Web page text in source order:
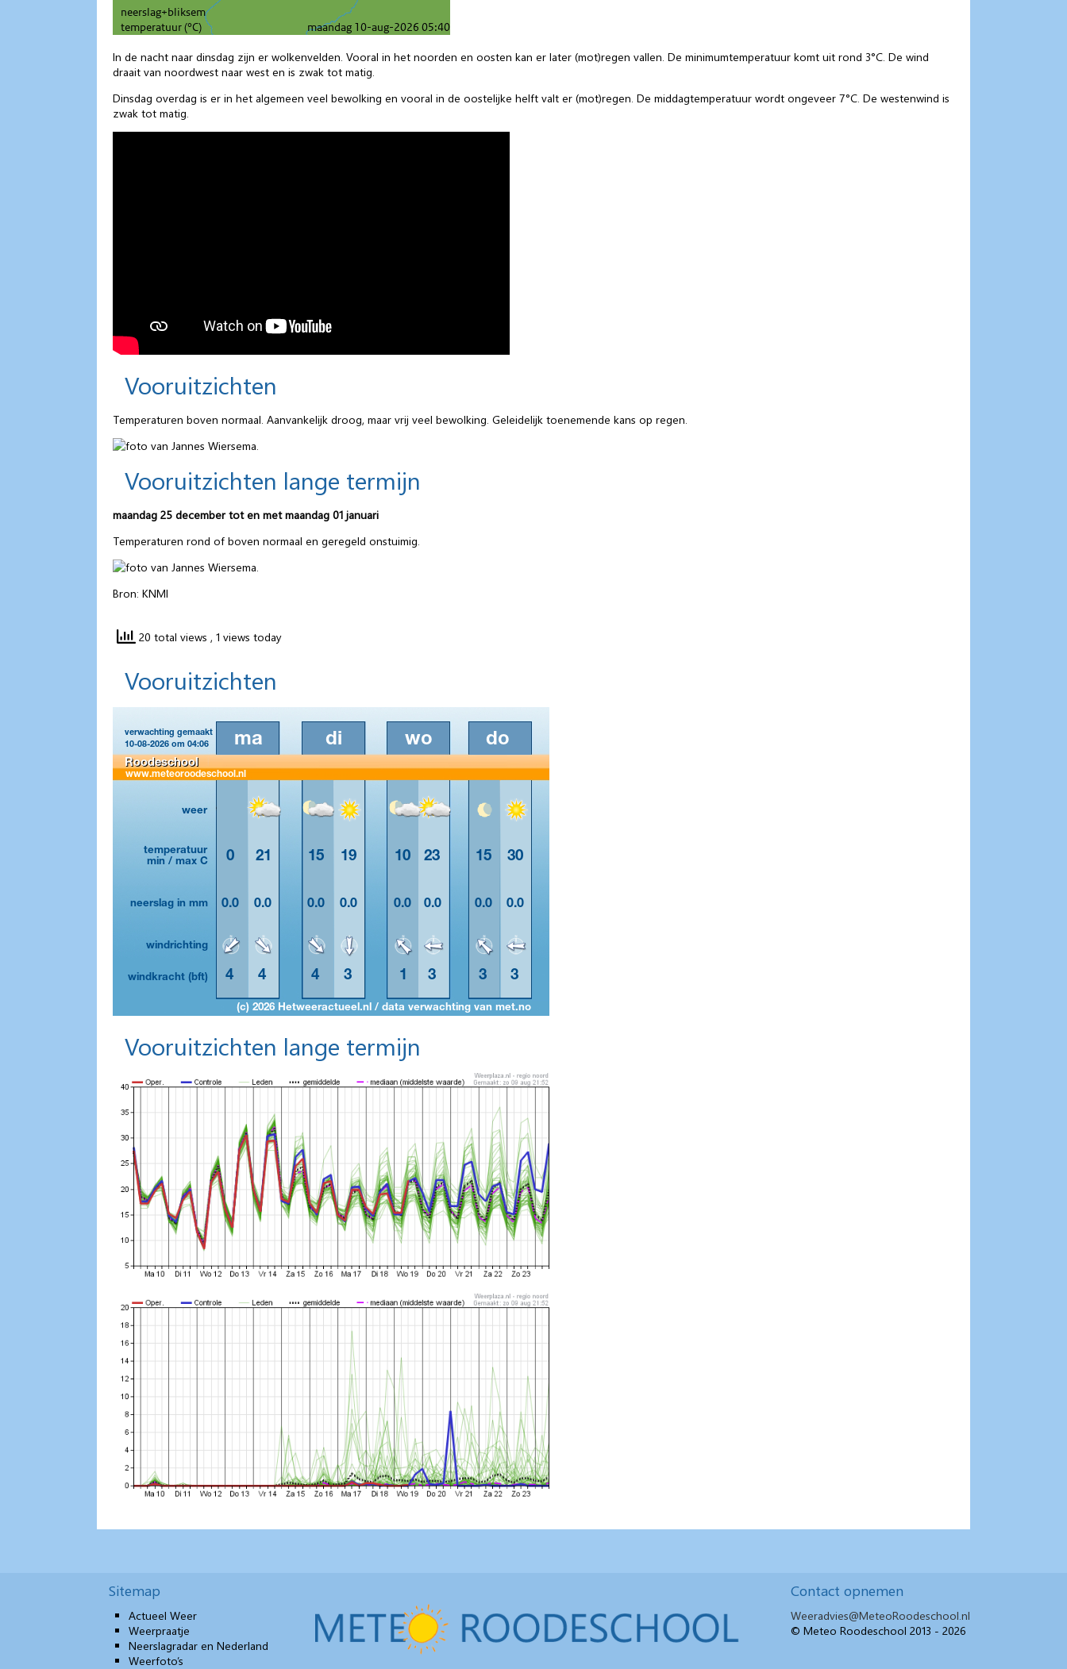
In de nacht naar dinsdag zijn er wolkenvelden. Vooral in het noorden en oosten kan er later (mot)regen vallen. De minimumtemperatuur komt uit rond 3°C. De wind
draait van noordwest naar west en is zwak tot matig.
Dinsdag overdag is er in het algemeen veel bewolking en vooral in de oostelijke helft valt er (mot)regen. De middagtemperatuur wordt ongeveer 7°C. De westenwind is
zwak tot matig.
Vooruitzichten
Temperaturen boven normaal. Aanvankelijk droog, maar vrij veel bewolking. Geleidelijk toenemende kans op regen.
Vooruitzichten lange termijn
maandag 25 december tot en met maandag 01 januari
Temperaturen rond of boven normaal en geregeld onstuimig.
Bron: KNMI
20 total views , 1 views today
Vooruitzichten
Vooruitzichten lange termijn
Sitemap
Actueel Weer
Weerpraatje
Neerslagradar en Nederland
Weerfoto’s
Contact opnemen
Weeradvies@MeteoRoodeschool.nl
© Meteo Roodeschool 2013 - 2026